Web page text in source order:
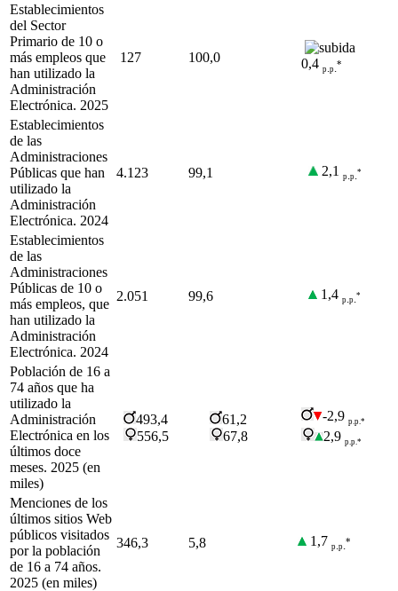
Establecimientos
del Sector
Primario de 10 o
más empleos que
han utilizado la
Administración
Electrónica. 2025
127 100,0 0,4 p.p.*
Establecimientos
de las
Administraciones
Públicas que han
utilizado la
Administración
Electrónica. 2024
4.123 99,1 2,1 p.p.*
Establecimientos
de las
Administraciones
Públicas de 10 o
más empleos, que
han utilizado la
Administración
Electrónica. 2024
2.051 99,6 1,4 p.p.*
Población de 16 a
74 años que ha
utilizado la
Administración
Electrónica en los
últimos doce
meses. 2025 (en
miles)
493,4
556,5
61,2
67,8
-2,9 p.p.*
2,9 p.p.*
Menciones de los
últimos sitios Web
públicos visitados
por la población
de 16 a 74 años.
2025 (en miles)
346,3 5,8 1,7 p.p.*